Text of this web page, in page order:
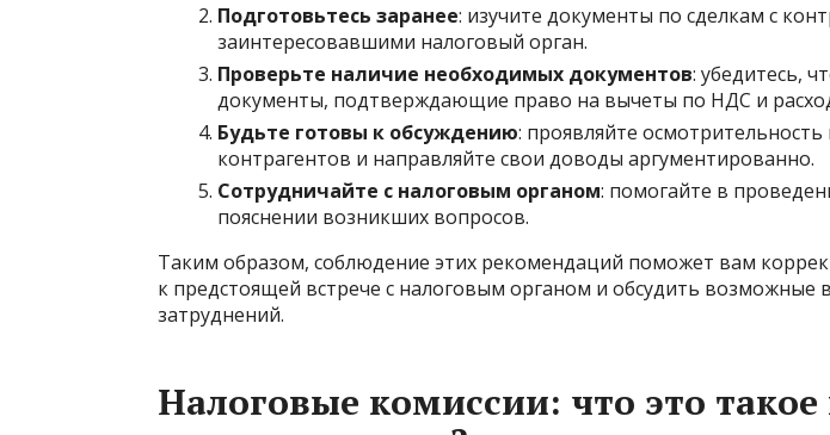
Подготовьтесь заранее: изучите документы по сделкам с
заинтересовавшими налоговый орган.
Проверьте наличие необходимых документов: убедитесь,
документы, подтверждающие право на вычеты по НДС и
Будьте готовы к обсуждению: проявляйте
контрагентов и направляйте свои доводы аргументированно.
Сотрудничайте с налоговым органом: помогайте в
пояснении возникших вопросов.
Таким образом, соблюдение этих рекомендаций поможет вам
к предстоящей встрече с налоговым органом и обсудить возможные
затруднений.
Налоговые комиссии: что это